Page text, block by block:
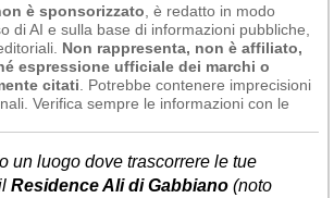
è sponsorizzato , è redatto in modo
di AI e sulla base di informazioni pubbliche,
Non rappresenta, non è affiliato,
espressione ufficiale dei marchi o
citati . Potrebbe contenere imprecisioni
Verifica sempre le informazioni con le
un luogo dove trascorrere le tue
Residence Ali di Gabbiano (noto